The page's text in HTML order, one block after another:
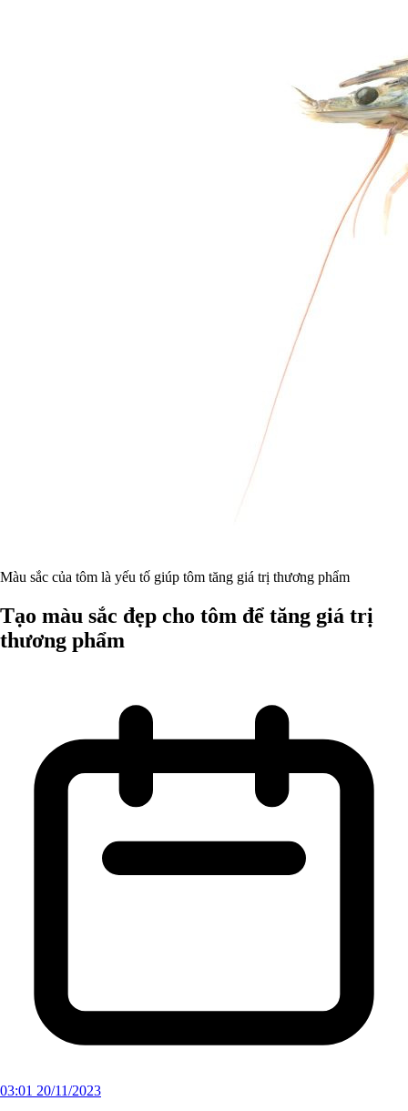
Màu sắc của tôm là yếu tố giúp tôm tăng giá trị thương phẩm
Tạo màu sắc đẹp cho tôm để tăng giá trị
thương phẩm
03:01 20/11/2023